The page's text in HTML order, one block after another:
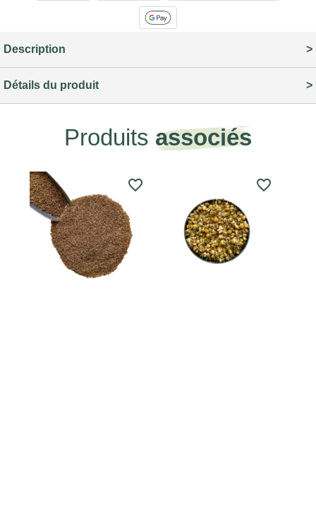
Description
Détails du produit
Produits associés
favorite_border favorite_border